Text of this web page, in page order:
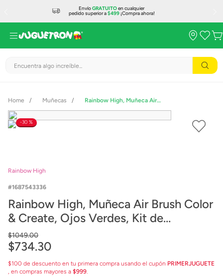
EnvíoGRATUITOen cualquier
pedido superior a$499¡Compra ahora!
Encuentra algo increíble...
Muñecas Rainbow High, Muñeca Air Brush Color & Create, Ojos Verdes, Kit de Aerógrafo y Marcadores Lavables.
30 %
Rainbow High
1687543336
Rainbow High, Muñeca Air Brush Color
& Create, Ojos Verdes, Kit de
Aerógrafo y Marcadores Lavables.
$1049.00
$734.30
$100 de descuento en tu primera compra usando el cupón PRIMERJUGUETE
, en compras mayores a $999.